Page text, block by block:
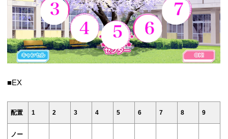
■EX
配置 1 2 3 4 5 6 7 8 9
ノー